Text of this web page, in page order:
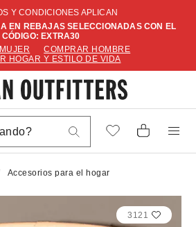
Y CONDICIONES APLICAN
EN REBAJAS SELECCIONADAS CON EL
CÓDIGO: EXTRA30
COMPRAR HOMBRE
HOGAR Y ESTILO DE VIDA
Accesorios para el hogar
3121